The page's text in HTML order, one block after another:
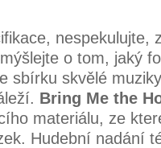
nespekulujte,
o tom, jaký
sbírku skvělé
Bring Me the
materiálu, ze
Hudební nadání